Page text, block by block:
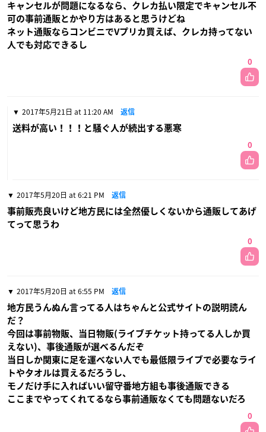
キャンセルが問題になるなら、クレカ払い限定でキャンセル不
可の事前通販とかやり方はあると思うけどね
ネット通販ならコンビニでVプリカ買えば、クレカ持ってない
人でも対応できるし
0
2017年5月21日 at 11:20 AM 返信
送料が高い！！！と騒ぐ人が続出する悪寒
0
2017年5月20日 at 6:21 PM 返信
事前販売良いけど地方民には全然優しくないから通販してあげ
てって思うわ
0
2017年5月20日 at 6:55 PM 返信
地方民うんぬん言ってる人はちゃんと公式サイトの説明読ん
だ？
今回は事前物販、当日物販(ライブチケット持ってる人しか買
えない)、事後通販が選べるんだぞ
当日しか関東に足を運べない人でも最低限ライブで必要なライ
トやタオルは買えるだろうし、
モノだけ手に入ればいい留守番地方組も事後通販できる
ここまでやってくれてるなら事前通販なくても問題ないだろ
0